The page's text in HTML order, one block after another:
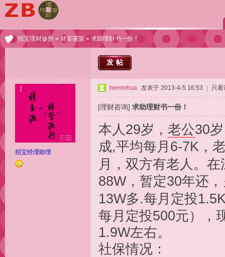
招宝理财诊所 »财富茶室 » 求助理财书一份！
发帖
招宝经理助理
heminhua 发表于 2013-4-5 16:53 只看
[理财咨询] 求助理财书一份！
本人29岁， 老公30
成,平均每月6-7K，
月，双方有老人。
88W，暂定30年还
13W多.每月定投
每月定投500元），
1.9W左右。
社保情况：